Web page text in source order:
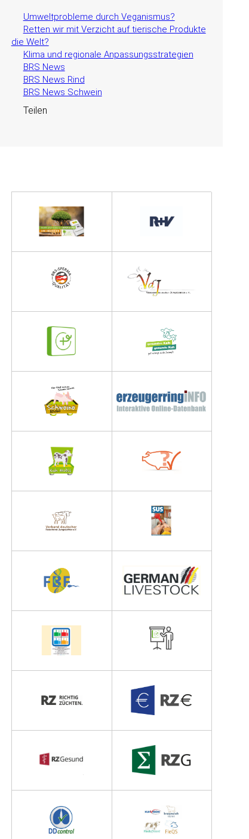
Umweltprobleme durch Veganismus?
Retten wir mit Verzicht auf tierische Produkte
die Welt?
Klima und regionale Anpassungsstrategien
BRS News
BRS News Rind
BRS News Schwein
Teilen